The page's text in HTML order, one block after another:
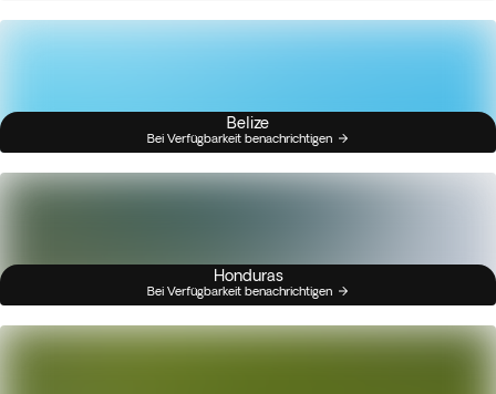
Belize
Bei Verfügbarkeit benachrichtigen
Honduras
Bei Verfügbarkeit benachrichtigen